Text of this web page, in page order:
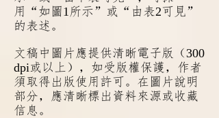
用“如圖1所示”或“由表2可見”
的表述。
文稿中圖片應提供清晰電子版（300
dpi或以上 ），如受版權保護，作者
須取得出版使用許可。在圖片說明
部分，應清晰標出資料來源或收藏
信息。